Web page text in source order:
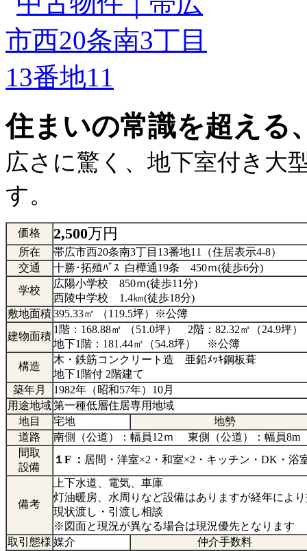
住まいの常識を超える
広さに驚く、地下室付き大
す。
価格 2,500万円
所在
帯広市西20条南3丁目13番地11（住居表示4-8）
交通
十勝･拓殖ﾊﾞｽ 白樺通19条 450ｍ(徒歩6分)
学校
広陽小学校 850ｍ(徒歩11分)
西陵中学校 1.4㎞(徒歩18分)
敷地面積395.33㎡ （119.5坪）※公簿
建物面積
1階：168.88㎡ （51.0坪） 2階：82.32㎡（24.9坪）
地下1階：181.44㎡（54.8坪） ※公簿
構造
木・鉄筋コンクリート造 亜鉛ﾒｯｷ鋼板葺
地下1階付 2階建て
築年月
1982年（昭和57年）10月
用途地域第一種低層住居専用地域
地目
宅地
地勢
道路
南側（公道）：幅員12ｍ 東側（公道）：幅員8m
間取
設備
１F ： 居間・洋室×2・和室×2・キッチン・DK・
備考
上下水道、電気、車庫
灯油暖房、水周りなど設備はありますが経年によ
現状渡し・引渡し相談
※図面と現況が異なる場合は現況優先となります
取引態様 媒介 仲介手数料